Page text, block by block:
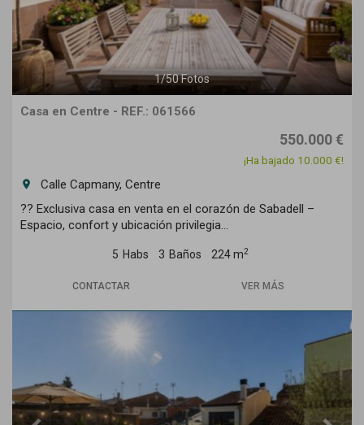
1/50Fotos
Casa en Centre - REF.: 061566
550.000 €
¡Ha bajado 10.000 €!
room
Calle Capmany, Centre
?? Exclusiva casa en venta en el corazón de Sabadell –
Espacio, confort y ubicación privilegia...
5 Habs 3 Baños 224 m2
CONTACTAR VER MÁS
Next